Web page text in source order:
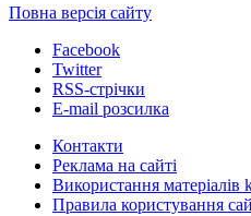
Повна версія сайту
Facebook
Twitter
RSS-стрічки
E-mail розсилка
Контакти
Реклама на сайті
Використання матеріалів
Правила користування